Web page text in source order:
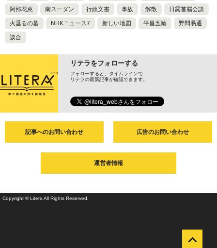
阿部花恵 南スーダン 行政文書 事故 解散 日露首脳会談
火垂るの墓 NHKニュース7 新しい地図 平昌五輪 野間易通
談合
リテラをフォローする
フォローすると、タイムラインで
リテラの最新記事が確認できます。
記事へのお問い合わせ 広告のお問い合わせ
運営者情報
Copyright © Litera All Rights Reserved.